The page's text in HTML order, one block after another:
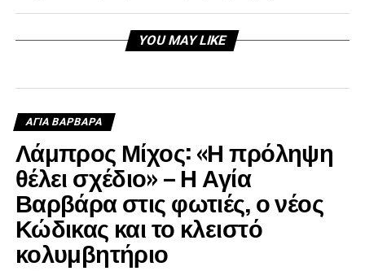
YOU MAY LIKE
ΑΓΙΑ ΒΑΡΒΑΡΑ
Λάμπρος Μίχος: «Η πρόληψη
θέλει σχέδιο» – Η Αγία
Βαρβάρα στις φωτιές, ο νέος
Κώδικας και το κλειστό
κολυμβητήριο